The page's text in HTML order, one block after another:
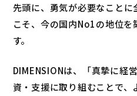
先頭に、勇気が必要なこと
こそ、今の国内No1の地位
す。
DIMENSIONは、「真摯に経
資・支援に取り組むことで